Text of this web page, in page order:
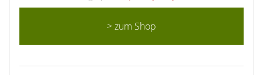
> zum Shop